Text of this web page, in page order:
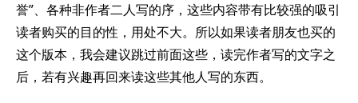
誉”、各种非作者二人写的序，这些内容带有比较强的吸引
读者购买的目的性，用处不大。所以如果读者朋友也买的
这个版本，我会建议跳过前面这些，读完作者写的文字之
后，若有兴趣再回来读这些其他人写的东西。